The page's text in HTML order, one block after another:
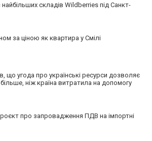
складів Wildberries під Санкт-
за ціною як квартира у Смілі
що угода про українські ресурси дозволяє
ніж країна витратила на допомогу
про запровадження ПДВ на імпортні